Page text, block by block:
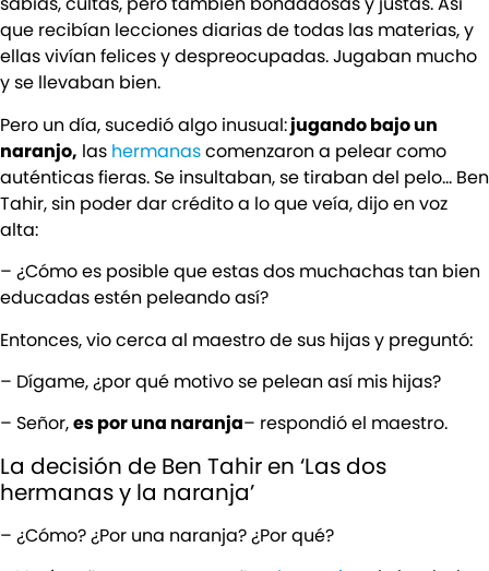
que recibían lecciones diarias de todas las materias, y
ellas vivían felices y despreocupadas. Jugaban mucho
y se llevaban bien.
Pero un día, sucedió algo inusual:jugando bajo un
naranjo, las hermanascomenzaron a pelear como
auténticas fieras. Se insultaban, se tiraban del pelo… Ben
Tahir, sin poder dar crédito a lo que veía, dijo en voz
alta:
– ¿Cómo es posible que estas dos muchachas tan bien
educadas estén peleando así?
Entonces, vio cerca al maestro de sus hijas y preguntó:
– Dígame, ¿por qué motivo se pelean así mis hijas?
– Señor,es por una naranja– respondió el maestro.
La decisión de Ben Tahir en ‘Las dos
hermanas y la naranja’
– ¿Cómo? ¿Por una naranja? ¿Por qué?